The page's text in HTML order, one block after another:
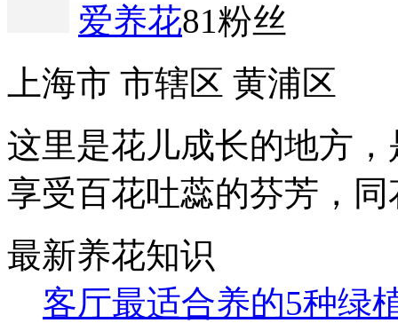
爱养花81粉丝
上海市 市辖区 黄浦区
这里是花儿成长的地方
享受百花吐蕊的芬芳，
最新养花知识
客厅最适合养的5种绿